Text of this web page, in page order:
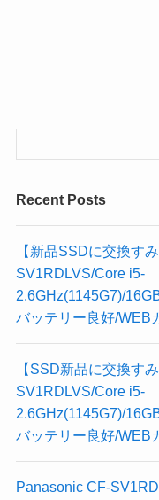
Recent Posts
【新品SSDに交換す
SV1RDLVS/Core i5-
2.6GHz(1145G7)/
バッテリー良好/WEB
【SSD新品に交換す
SV1RDLVS/Core i5-
2.6GHz(1145G7)/
バッテリー良好/WEB
Panasonic CF-